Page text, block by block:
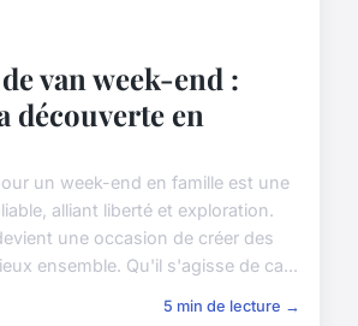
van week-end :
découverte en
un week-end en famille est une
alliant liberté et exploration.
une occasion de créer des
ensemble. Qu'il s'agisse de ca...
5 min de lecture →